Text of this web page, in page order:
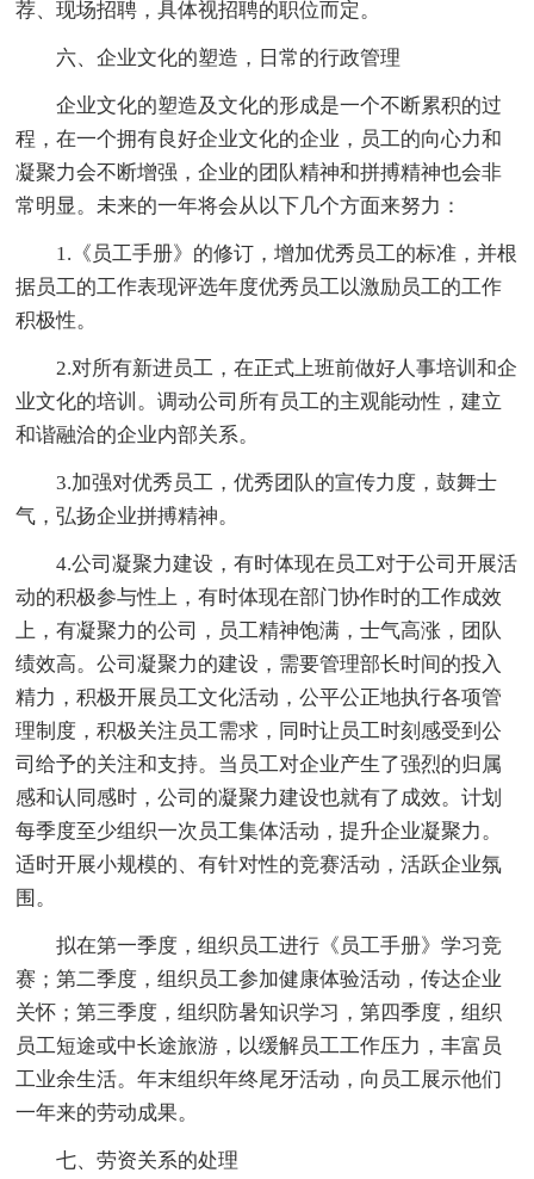
荐、现场招聘，具体视招聘的职位而定。
六、企业文化的塑造，日常的行政管理
企业文化的塑造及文化的形成是一个不断累积的过
程，在一个拥有良好企业文化的企业，员工的向心力和
凝聚力会不断增强，企业的团队精神和拼搏精神也会非
常明显。未来的一年将会从以下几个方面来努力：
1.《员工手册》的修订，增加优秀员工的标准，并根
据员工的工作表现评选年度优秀员工以激励员工的工作
积极性。
2.对所有新进员工，在正式上班前做好人事培训和企
业文化的培训。调动公司所有员工的主观能动性，建立
和谐融洽的企业内部关系。
3.加强对优秀员工，优秀团队的宣传力度，鼓舞士
气，弘扬企业拼搏精神。
4.公司凝聚力建设，有时体现在员工对于公司开展活
动的积极参与性上，有时体现在部门协作时的工作成效
上，有凝聚力的公司，员工精神饱满，士气高涨，团队
绩效高。公司凝聚力的建设，需要管理部长时间的投入
精力，积极开展员工文化活动，公平公正地执行各项管
理制度，积极关注员工需求，同时让员工时刻感受到公
司给予的关注和支持。当员工对企业产生了强烈的归属
感和认同感时，公司的凝聚力建设也就有了成效。计划
每季度至少组织一次员工集体活动，提升企业凝聚力。
适时开展小规模的、有针对性的竞赛活动，活跃企业氛
围。
拟在第一季度，组织员工进行《员工手册》学习竞
赛；第二季度，组织员工参加健康体验活动，传达企业
关怀；第三季度，组织防暑知识学习，第四季度，组织
员工短途或中长途旅游，以缓解员工工作压力，丰富员
工业余生活。年末组织年终尾牙活动，向员工展示他们
一年来的劳动成果。
七、劳资关系的处理